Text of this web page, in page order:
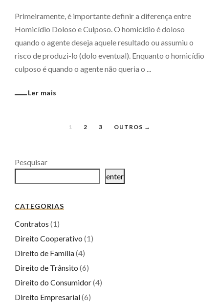
Primeiramente, é importante definir a diferença entre
Homicídio Doloso e Culposo. O homicídio é doloso
quando o agente deseja aquele resultado ou assumiu o
risco de produzi-lo (dolo eventual). Enquanto o homicídio
culposo é quando o agente não queria o ...
Ler mais
1 2 3 OUTROS →
Pesquisar
enter
CATEGORIAS
Contratos (1)
Direito Cooperativo (1)
Direito de Família(4)
Direito de Trânsito (6)
Direito do Consumidor(4)
Direito Empresarial(6)